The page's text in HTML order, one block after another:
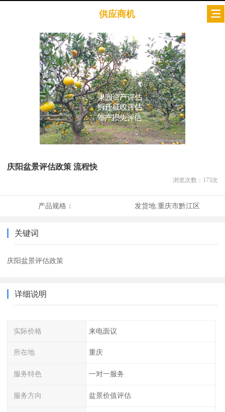
供应商机
庆阳盆景评估政策 流程快
浏览次数： 173次
产品规格： 发货地:重庆市黔江区
关键词
庆阳盆景评估政策
详细说明
实际价格 来电面议
所在地 重庆
服务特色 一对一服务
服务方向 盆景价值评估